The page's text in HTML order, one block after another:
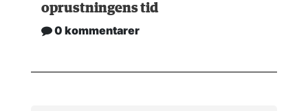
oprustningens tid
0 kommentarer